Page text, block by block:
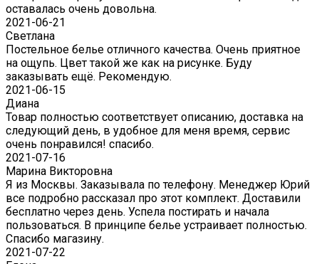
оставалась очень довольна.
2021-06-21
Светлана
Постельное белье отличного качества. Очень приятное
на ощупь. Цвет такой же как на рисунке. Буду
заказывать ещё. Рекомендую.
2021-06-15
Диана
Товар полностью соответствует описанию, доставка на
следующий день, в удобное для меня время, сервис
очень понравился! спасибо.
2021-07-16
Марина Викторовна
Я из Москвы. Заказывала по телефону. Менеджер Юрий
все подробно рассказал про этот комплект. Доставили
бесплатно через день. Успела постирать и начала
пользоваться. В принципе белье устраивает полностью.
Спасибо магазину.
2021-07-22